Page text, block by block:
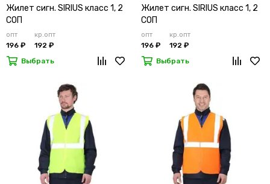
Жилет сигн. SIRIUS класс 1, 2
СОП
опт
196 ₽
кр.опт
192 ₽
Выбрать
Жилет сигн. SIRIUS класс 1, 2
СОП
опт
196 ₽
кр.опт
192 ₽
Выбрать